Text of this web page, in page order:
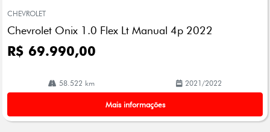
arti
lhe
CHEVROLET
Chevrolet Onix 1.0 Flex Lt Manual 4p 2022
R$ 69.990,00
58.522 km 2021/2022
Mais informações